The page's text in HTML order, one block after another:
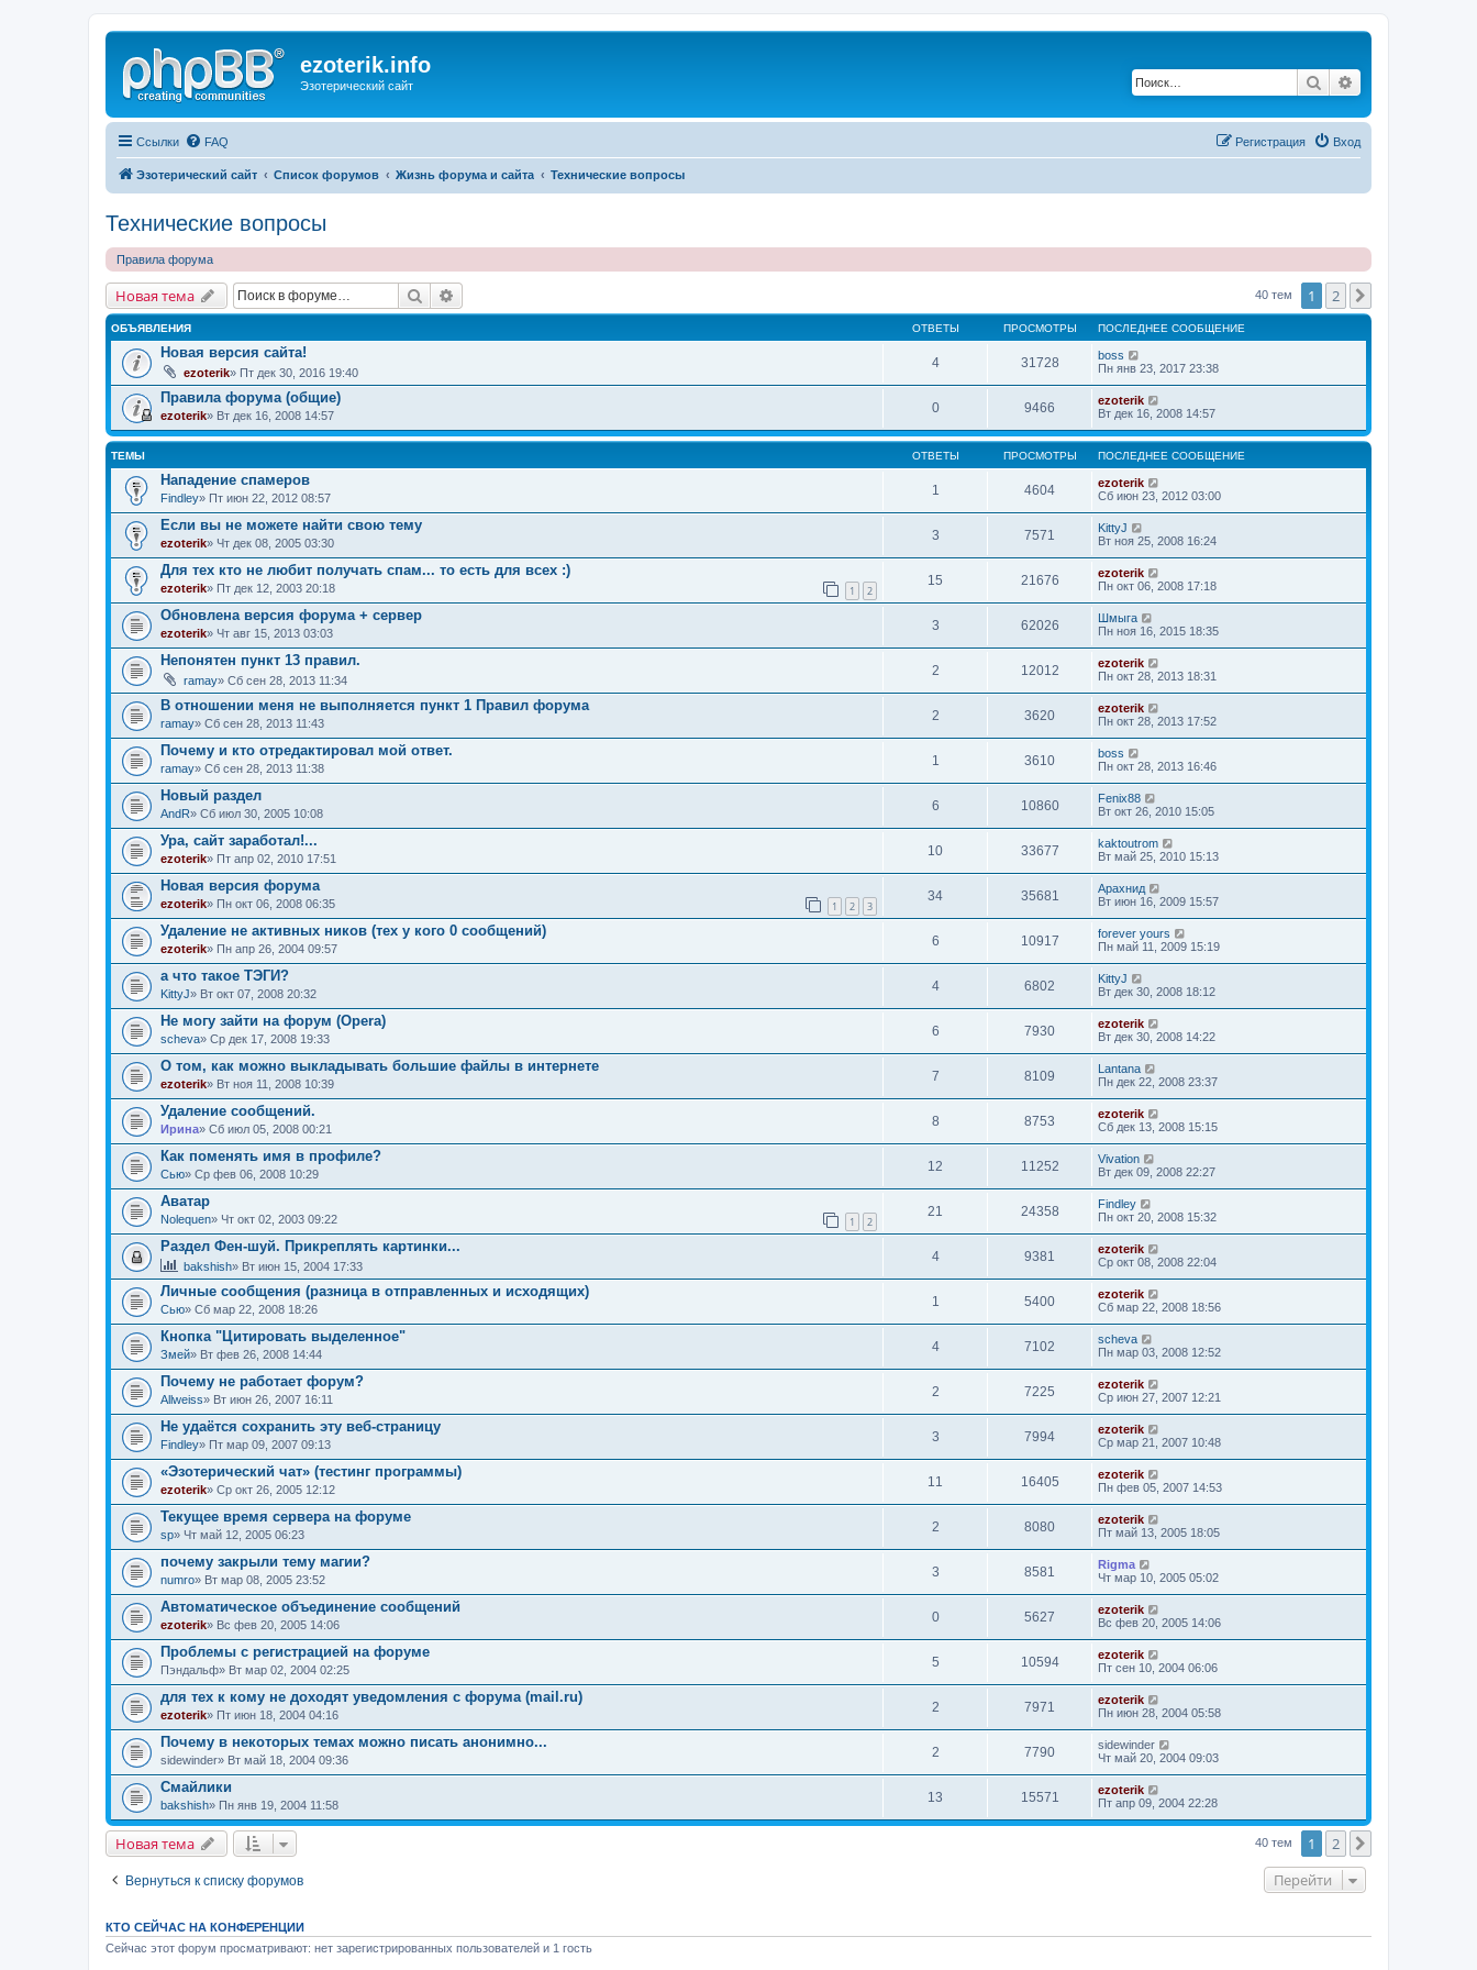
ezoterik.info
Эзотерический сайт Поиск
Ссылки FAQ Вход
Регистрация
Эзотерический сайт Список форумов Жизнь форума и сайта Технические вопросы
Технические вопросы
Правила форума
Новая тема Поиск 40 тем 1 2
ОБЪЯВЛЕНИЯ ОТВЕТЫ ПРОСМОТРЫ ПОСЛЕДНЕЕ СООБЩЕНИЕ
Новая версия сайта!
ezoterik» Пт дек 30, 2016 19:40
4 31728
boss
Пн янв 23, 2017 23:38
Правила форума (общие)
ezoterik» Вт дек 16, 2008 14:57
0 9466
ezoterik
Вт дек 16, 2008 14:57
ТЕМЫ ОТВЕТЫ ПРОСМОТРЫ ПОСЛЕДНЕЕ СООБЩЕНИЕ
Нападение спамеров
Findley» Пт июн 22, 2012 08:57
1 4604
ezoterik
Сб июн 23, 2012 03:00
Если вы не можете найти свою тему
ezoterik» Чт дек 08, 2005 03:30
3 7571
KittyJ
Вт ноя 25, 2008 16:24
Для тех кто не любит получать спам... то есть для всех :)
ezoterik» Пт дек 12, 2003 20:18 1 2
15 21676
ezoterik
Пн окт 06, 2008 17:18
Обновлена версия форума + сервер
ezoterik» Чт авг 15, 2013 03:03
3 62026
Шмыга
Пн ноя 16, 2015 18:35
Непонятен пункт 13 правил.
ramay» Сб сен 28, 2013 11:34
2 12012
ezoterik
Пн окт 28, 2013 18:31
В отношении меня не выполняется пункт 1 Правил форума
ramay» Сб сен 28, 2013 11:43
2 3620
ezoterik
Пн окт 28, 2013 17:52
Почему и кто отредактировал мой ответ.
ramay» Сб сен 28, 2013 11:38
1 3610
boss
Пн окт 28, 2013 16:46
Новый раздел
AndR» Сб июл 30, 2005 10:08
6 10860
Fenix88
Вт окт 26, 2010 15:05
Ура, сайт заработал!...
ezoterik» Пт апр 02, 2010 17:51
10 33677
kaktoutrom
Вт май 25, 2010 15:13
Новая версия форума
ezoterik» Пн окт 06, 2008 06:35 1 2 3
34 35681
Арахнид
Вт июн 16, 2009 15:57
Удаление не активных ников (тех у кого 0 сообщений)
ezoterik» Пн апр 26, 2004 09:57
6 10917
forever yours
Пн май 11, 2009 15:19
а что такое ТЭГИ?
KittyJ» Вт окт 07, 2008 20:32
4 6802
KittyJ
Вт дек 30, 2008 18:12
Не могу зайти на форум (Opera)
sсheva» Ср дек 17, 2008 19:33
6 7930
ezoterik
Вт дек 30, 2008 14:22
О том, как можно выкладывать большие файлы в интернете
ezoterik» Вт ноя 11, 2008 10:39
7 8109
Lantana
Пн дек 22, 2008 23:37
Удаление сообщений.
Ирина» Сб июл 05, 2008 00:21
8 8753
ezoterik
Сб дек 13, 2008 15:15
Как поменять имя в профиле?
Сью» Ср фев 06, 2008 10:29
12 11252
Vivation
Вт дек 09, 2008 22:27
Аватар
Nolequen» Чт окт 02, 2003 09:22 1 2
21 24358
Findley
Пн окт 20, 2008 15:32
Раздел Фен-шуй. Прикреплять картинки...
bakshish» Вт июн 15, 2004 17:33
4 9381
ezoterik
Ср окт 08, 2008 22:04
Личные сообщения (разница в отправленных и исходящих)
Сью» Сб мар 22, 2008 18:26
1 5400
ezoterik
Сб мар 22, 2008 18:56
Кнопка "Цитировать выделенное"
Змей» Вт фев 26, 2008 14:44
4 7102
sсheva
Пн мар 03, 2008 12:52
Почему не работает форум?
Allweiss» Вт июн 26, 2007 16:11
2 7225
ezoterik
Ср июн 27, 2007 12:21
Не удаётся сохранить эту веб-страницу
Findley» Пт мар 09, 2007 09:13
3 7994
ezoterik
Ср мар 21, 2007 10:48
«Эзотерический чат» (тестинг программы)
ezoterik» Ср окт 26, 2005 12:12
11 16405
ezoterik
Пн фев 05, 2007 14:53
Текущее время сервера на форуме
sp» Чт май 12, 2005 06:23
2 8080
ezoterik
Пт май 13, 2005 18:05
почему закрыли тему магии?
numro» Вт мар 08, 2005 23:52
3 8581
Rigma
Чт мар 10, 2005 05:02
Автоматическое объединение сообщений
ezoterik» Вс фев 20, 2005 14:06
0 5627
ezoterik
Вс фев 20, 2005 14:06
Проблемы с регистрацией на форуме
Пэндальф» Вт мар 02, 2004 02:25
5 10594
ezoterik
Пт сен 10, 2004 06:06
для тех к кому не доходят уведомления с форума (mail.ru)
ezoterik» Пт июн 18, 2004 04:16
2 7971
ezoterik
Пн июн 28, 2004 05:58
Почему в некоторых темах можно писать анонимно...
sidewinder» Вт май 18, 2004 09:36
2 7790
sidewinder
Чт май 20, 2004 09:03
Смайлики
bakshish» Пн янв 19, 2004 11:58
13 15571
ezoterik
Пт апр 09, 2004 22:28
Новая тема 40 тем 1 2
Вернуться к списку форумов Перейти
КТО СЕЙЧАС НА КОНФЕРЕНЦИИ
Сейчас этот форум просматривают: нет зарегистрированных пользователей и 1 гость